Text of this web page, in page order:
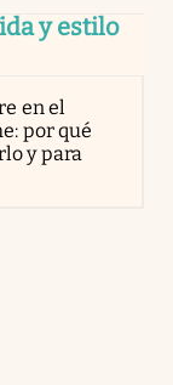
y estilo
en el
por qué
y para